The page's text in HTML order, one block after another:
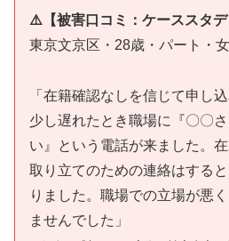
⚠️【被害口コミ：ケーススタデ
東京文京区・28歳・パート・
「在籍確認なしを信じて申し
少し遅れたとき職場に『〇〇
い』という電話が来ました。
取り立てのための連絡はする
りました。職場での立場が悪
ませんでした」